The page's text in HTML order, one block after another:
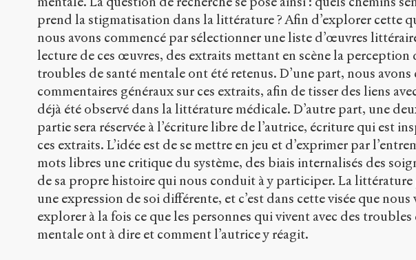
prend la stigmatisation dans la littérature ? Afin d’explorer cette
nous avons commencé par sélectionner une liste d’œuvres
lecture de ces œuvres, des extraits mettant en scène la perception
troubles de santé mentale ont été retenus. D’une part, nous avons
commentaires généraux sur ces extraits, afin de tisser des liens
déjà été observé dans la littérature médicale. D’autre part, une
partie sera réservée à l’écriture libre de l’autrice, écriture qui est
ces extraits. L’idée est de se mettre en jeu et d’exprimer par
mots libres une critique du système, des biais internalisés des
de sa propre histoire qui nous conduit à y participer. La
une expression de soi différente, et c’est dans cette visée que nous
explorer à la fois ce que les personnes qui vivent avec des troubles
mentale ont à dire et comment l’autrice y réagit.